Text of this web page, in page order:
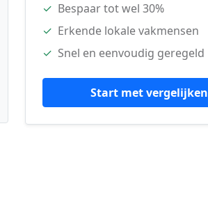
✓ Bespaar tot wel 30%
✓ Erkende lokale vakmensen
✓ Snel en eenvoudig geregeld
Start met vergelijken